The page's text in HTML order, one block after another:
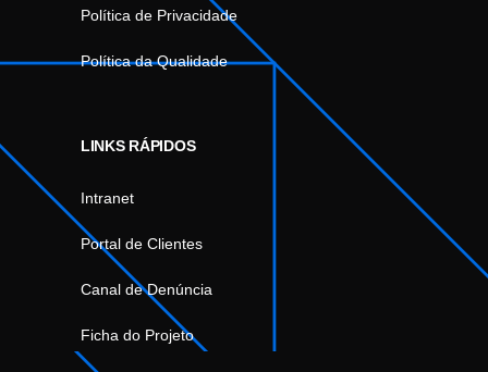
Política de Privacidade
Política da Qualidade
LINKS RÁPIDOS
Intranet
Portal de Clientes
Canal de Denúncia
Ficha do Projeto